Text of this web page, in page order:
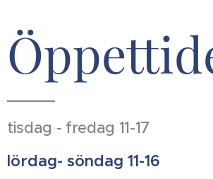
tisdag - fredag 11-17
lördag- söndag 11-16